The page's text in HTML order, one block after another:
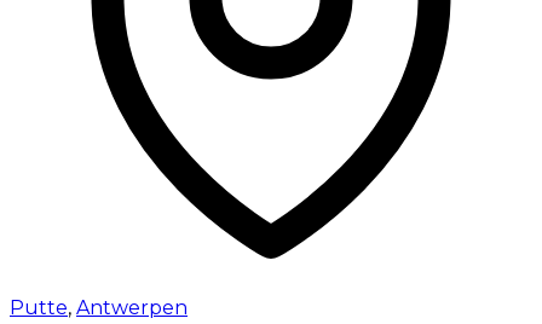
Putte, Antwerpen